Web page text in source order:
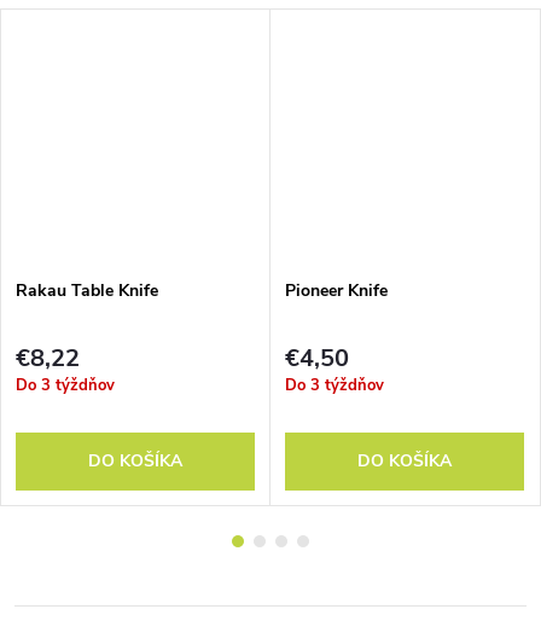
Rakau Table Knife
€8,22
Do 3 týždňov
DO KOŠÍKA
Pioneer Knife
€4,50
Do 3 týždňov
DO KOŠÍKA